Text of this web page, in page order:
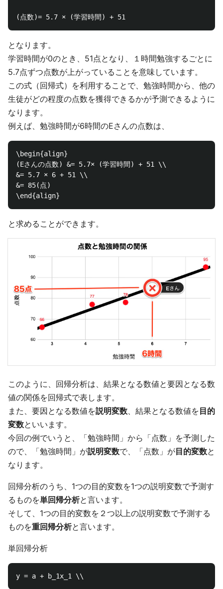
となります。
学習時間が0のとき、51点となり、１時間勉強するごとに
5.7点ずつ点数が上がっていることを意味しています。
この式（回帰式）を利用することで、勉強時間から、他の
生徒がどの程度の点数を獲得できるかが予測できるように
なります。
例えば、勉強時間が6時間のEさんの点数は、
\begin{align}
(Eさんの点数) &= 5.7× (学習時間) + 51 \\
&= 5.7 × 6 + 51 \\
&= 85(点)
と求めることができます。
このように、回帰分析は、結果となる数値と要因となる数
値の関係を回帰式で表します。
また、要因となる数値を説明変数 、結果となる数値を目的
変数といいます。
今回の例でいうと、「勉強時間」から「点数」を予測した
ので、「勉強時間」が説明変数で、「点数」が目的変数と
なります。
回帰分析のうち、1つの目的変数を1つの説明変数で予測す
るものを単回帰分析と言います。
そして、1つの目的変数を２つ以上の説明変数で予測する
ものを重回帰分析と言います。
単回帰分析